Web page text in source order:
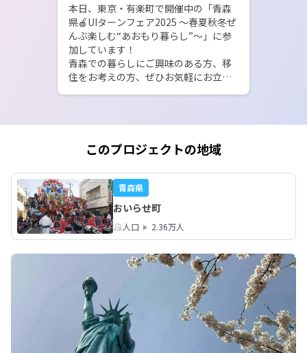
本日、東京・有楽町で開催中の「青森
県🍎UIターンフェア2025 ～春夏秋冬ぜ
んぶ楽しむ“あおもり暮らし”～」に参
加しています！
青森での暮らしにご興味のある方、移
住をお考えの方、ぜひお気軽にお立ち
このプロジェクトの地域
青森県
おいらせ町
人口 2.36万人